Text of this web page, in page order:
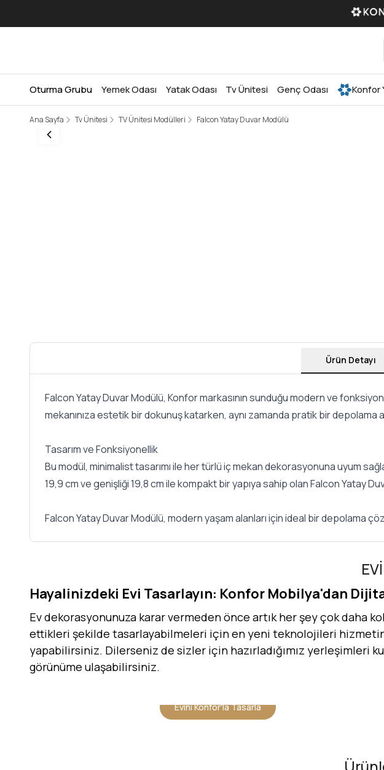
Oturma Grubu Yemek Odası Yatak Odası Tv Ünitesi Genç Odası Konfor
Ana Sayfa Tv Ünitesi TV Ünitesi Modülleri Falcon Yatay Duvar Modülü
Ürün Detayı
Falcon Yatay Duvar Modülü, Konfor markasının sunduğu modern ve
mekanınıza estetik bir dokunuş katarken, aynı zamanda pratik bir depolama
Tasarım ve Fonksiyonellik
Bu modül, minimalist tasarımı ile her türlü iç mekan dekorasyonuna uyum
19,9 cm ve genişliği 19,8 cm ile kompakt bir yapıya sahip olan Falcon Yatay
Falcon Yatay Duvar Modülü, modern yaşam alanları için ideal bir depolama
Hayalinizdeki Evi Tasarlayın: Konfor Mobilya'dan
Ev dekorasyonunuza karar vermeden önce artık her şey çok daha
ettikleri şekilde tasarlayabilmeleri için en yeni teknolojileri
yapabilirsiniz. Dilerseniz de sizler için hazırladığımız yerleşimleri
görünüme ulaşabilirsiniz.
Evini Konfor'la Tasarla